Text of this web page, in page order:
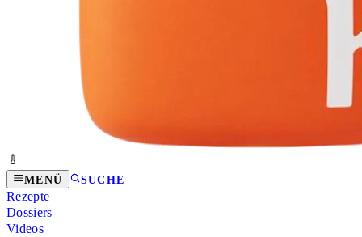
MENÜ SUCHE
Rezepte
Dossiers
Videos